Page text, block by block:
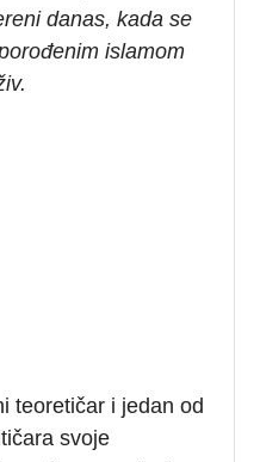
danas, kada se
islamom
teoretičar i jedan od
svoje